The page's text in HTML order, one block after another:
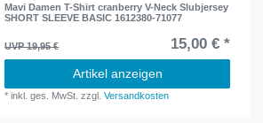
Mavi Damen T-Shirt cranberry V-Neck Slubjersey
SHORT SLEEVE BASIC 1612380-71077
UVP 19,95 € 15,00 € *
Artikel anzeigen
*inkl. ges. MwSt. zzgl.Versandkosten